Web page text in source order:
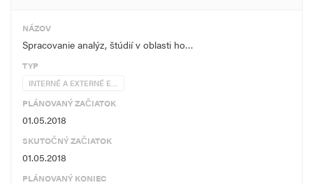
NÁZOV
Spracovanie analýz, štúdií v oblasti ho…
TYP
INTERNÉ A EXTERNÉ E…
PLÁNOVANÝ ZAČIATOK
01.05.2018
SKUTOČNÝ ZAČIATOK
01.05.2018
PLÁNOVANÝ KONIEC